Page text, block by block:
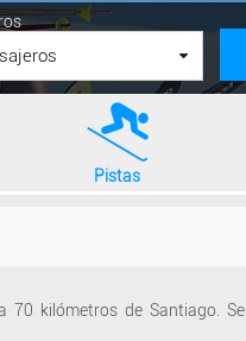
Pistas
70 kilómetros de Santiago. Se